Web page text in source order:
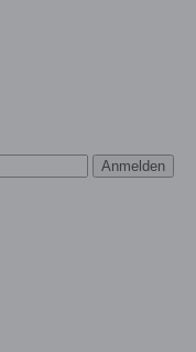
Anmelden